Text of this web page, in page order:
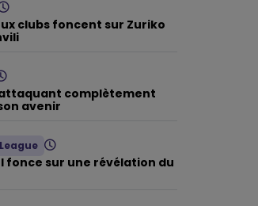
clubs foncent sur Zuriko
attaquant complètement
avenir
fonce sur une révélation du